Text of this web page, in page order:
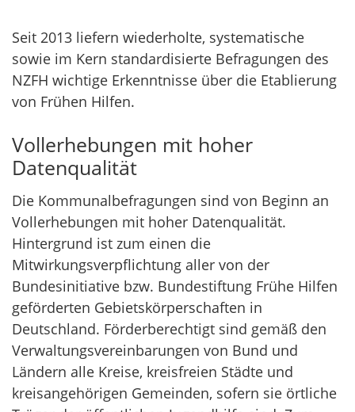
Seit 2013 liefern wiederholte, systematische
sowie im Kern standardisierte Befragungen des
NZFH wichtige Erkenntnisse über die Etablierung
von Frühen Hilfen.
Vollerhebungen mit hoher
Datenqualität
Die Kommunalbefragungen sind von Beginn an
Vollerhebungen mit hoher Datenqualität.
Hintergrund ist zum einen die
Mitwirkungsverpflichtung aller von der
Bundesinitiative bzw. Bundestiftung Frühe Hilfen
geförderten Gebietskörperschaften in
Deutschland. Förderberechtigt sind gemäß den
Verwaltungsvereinbarungen von Bund und
Ländern alle Kreise, kreisfreien Städte und
kreisangehörigen Gemeinden, sofern sie örtliche